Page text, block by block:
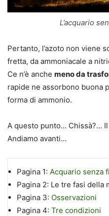
L’acquario
Pertanto, l’azoto non viene
fretta, da ammoniacale a
Ce n’è anche meno da
rapide ne assorbono buona
forma di ammonio.
A questo punto… Chissà?…
Andiamo avanti…
Pagina 1: Acquario senza
Pagina 2: Le tre fasi della
Pagina 3: Osservazioni
Pagina 4: Tre condizioni